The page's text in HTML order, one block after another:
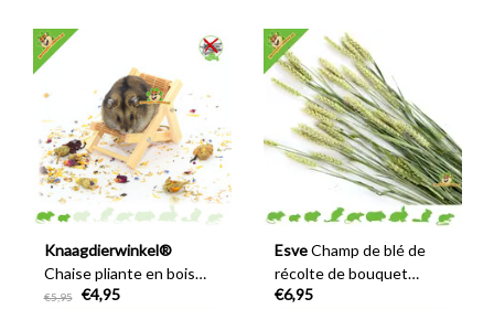
Knaagdierwinkel®
Chaise pliante en bois
décorative pour
€5,95
€4,95
Esve Champ de blé de
récolte de bouquet
d'animal de compagnie
€6,95